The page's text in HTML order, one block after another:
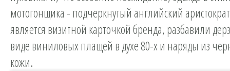
мотогонщика - подчеркнутый английский
является визитной карточкой бренда, разбавили
виде виниловых плащей в духе 80-х и наряды из
кожи.